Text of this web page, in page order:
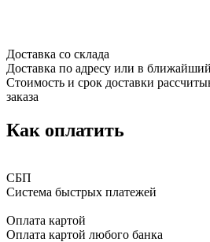
Доставка со склада
Доставка по адресу или в
Стоимость и срок доставки
заказа
Как оплатить
СБП
Система быстрых платежей
Оплата картой
Оплата картой любого банка